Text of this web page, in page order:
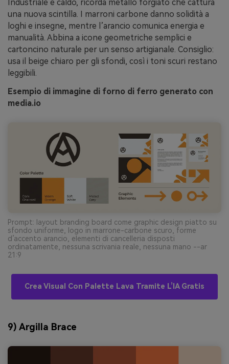
Industriale e caldo, ricorda metallo forgiato che cattura
una nuova scintilla. I marroni carbone danno solidità a
loghi e insegne, mentre l’arancio comunica energia e
manualità. Abbina a icone geometriche semplici e
cartoncino naturale per un senso artigianale. Consiglio:
usa il beige chiaro per gli sfondi, così i toni scuri restano
leggibili.
Esempio di immagine di forno di ferro generato con
media.io
Prompt: layout branding board come graphic design piatto su
sfondo uniforme, logo in marrone-carbone scuro, forme
d’accento arancio, elementi di cancelleria disposti
ordinatamente, nessuna scrivania reale, nessuna mano --ar
21:9
Crea Visual Con Palette Lava Tramite L’IA Gratis
9) Argilla Brace